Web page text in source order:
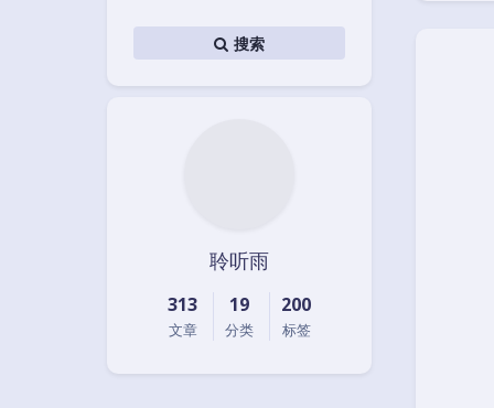
搜索
聆听雨
313
文章
19
分类
200
标签